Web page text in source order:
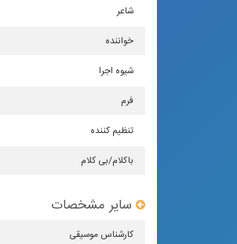
شاعر
خواننده
شیوه اجرا
فرم
تنظیم كننده
باكلام/بی كلام
سایر مشخصات
كارشناس موسیقی